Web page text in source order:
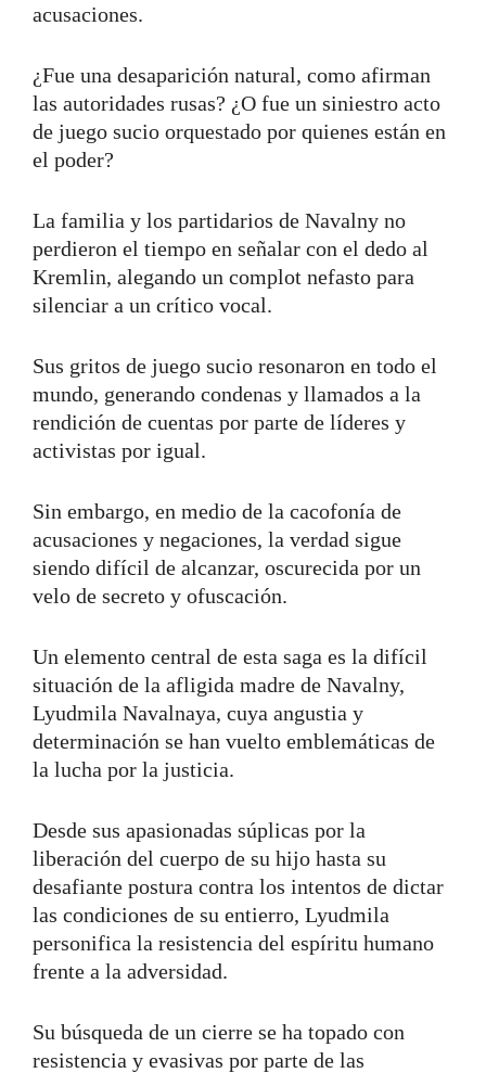
acusaciones.
¿Fue una desaparición natural, como afirman
las autoridades rusas? ¿O fue un siniestro acto
de juego sucio orquestado por quienes están en
el poder?
La familia y los partidarios de Navalny no
perdieron el tiempo en señalar con el dedo al
Kremlin, alegando un complot nefasto para
silenciar a un crítico vocal.
Sus gritos de juego sucio resonaron en todo el
mundo, generando condenas y llamados a la
rendición de cuentas por parte de líderes y
activistas por igual.
Sin embargo, en medio de la cacofonía de
acusaciones y negaciones, la verdad sigue
siendo difícil de alcanzar, oscurecida por un
velo de secreto y ofuscación.
Un elemento central de esta saga es la difícil
situación de la afligida madre de Navalny,
Lyudmila Navalnaya, cuya angustia y
determinación se han vuelto emblemáticas de
la lucha por la justicia.
Desde sus apasionadas súplicas por la
liberación del cuerpo de su hijo hasta su
desafiante postura contra los intentos de dictar
las condiciones de su entierro, Lyudmila
personifica la resistencia del espíritu humano
frente a la adversidad.
Su búsqueda de un cierre se ha topado con
resistencia y evasivas por parte de las